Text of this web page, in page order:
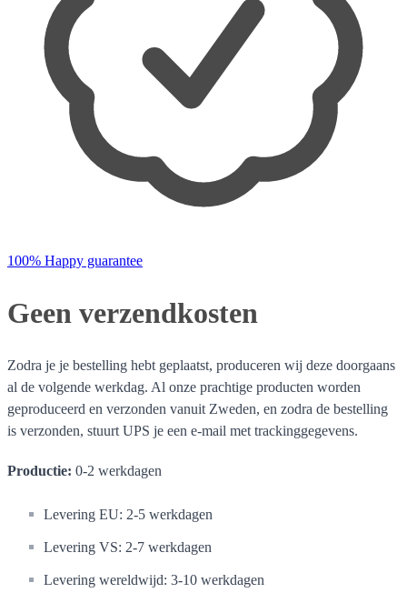
100% Happy guarantee
Geen verzendkosten
Zodra je je bestelling hebt geplaatst, produceren wij deze doorgaans
al de volgende werkdag. Al onze prachtige producten worden
geproduceerd en verzonden vanuit Zweden, en zodra de bestelling
is verzonden, stuurt UPS je een e-mail met trackinggegevens.
Productie: 0-2 werkdagen
Levering EU: 2-5 werkdagen
Levering VS: 2-7 werkdagen
Levering wereldwijd: 3-10 werkdagen